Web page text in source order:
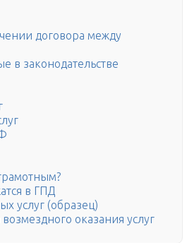
договора между
в законодательстве
в ГПД
услуг (образец)
оказания услуг